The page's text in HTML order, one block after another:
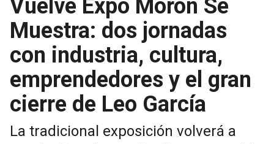
Vuelve Expo Morón Se
Muestra: dos jornadas
con industria, cultura,
emprendedores y el gran
cierre de Leo García
La tradicional exposición volverá a